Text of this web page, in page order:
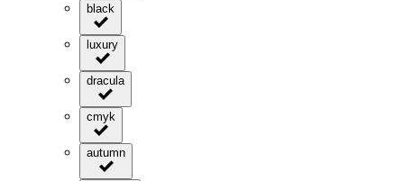
black
luxury
dracula
cmyk
autumn